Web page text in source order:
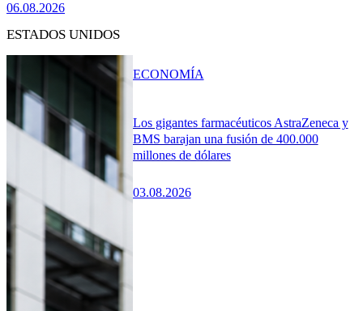
06.08.2026
ESTADOS UNIDOS
Los gigantes farmacéuticos AstraZeneca y
BMS barajan una fusión de 400.000
millones de dólares
03.08.2026
ECONOMÍA